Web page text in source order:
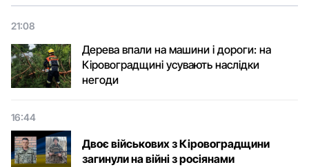
21:08
Дерева впали на машини і дороги: на
Кіровоградщині усувають наслідки
негоди
16:44
Двоє військових з Кіровоградщини
загинули на війні з росіянами